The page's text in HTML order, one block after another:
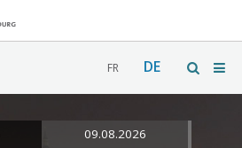
FR DE
09.08.2026